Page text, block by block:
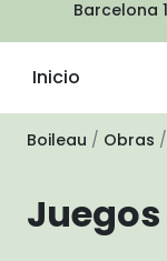
Barcelona
Inicio
Boileau Obras